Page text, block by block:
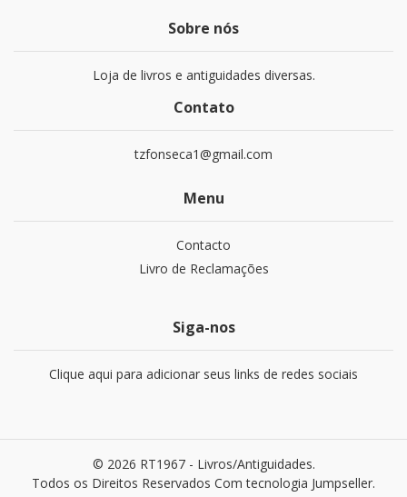
Sobre nós
Loja de livros e antiguidades diversas.
Contato
tzfonseca1@gmail.com
Menu
Contacto
Livro de Reclamações
Siga-nos
Clique aqui para adicionar seus links de redes sociais
© 2026 RT1967 - Livros/Antiguidades.
Todos os Direitos Reservados Com tecnologia Jumpseller.